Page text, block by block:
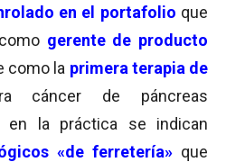
en el portafolio que
como gerente de producto
como la primera terapia de
cáncer de páncreas
en la práctica se indican
«de ferretería» que